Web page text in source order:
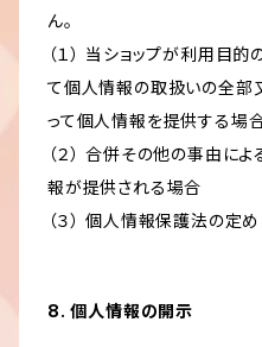
ん。
（１） 当ショップが利用目
て個人情報の取扱いの全部
って個人情報を提供する場
（２） 合併その他の事由に
報が提供される場合
（３） 個人情報保護法の定
8. 個人情報の開示